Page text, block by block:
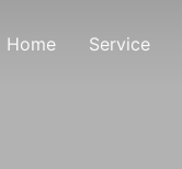
Home Service